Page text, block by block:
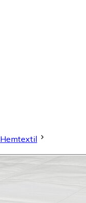
Hemtextil